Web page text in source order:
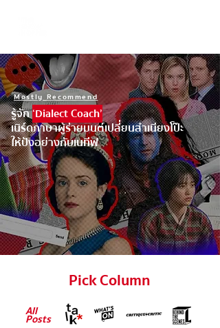
Mostly Recommend
รู้จัก‘Dialect Coach’
เนิร์ดภาษาผู้ร่ายมนต์เปลี่ยนสำเนียงโป๊ะ
ให้ปังอย่างกับเนทีฟ
Pick Column
All
Posts